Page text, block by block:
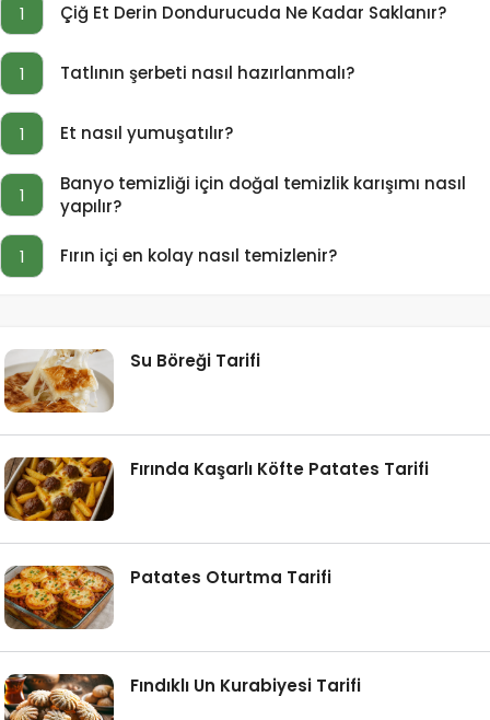
1 Çiğ Et Derin Dondurucuda Ne Kadar Saklanır?
1 Tatlının şerbeti nasıl hazırlanmalı?
1 Et nasıl yumuşatılır?
1
Banyo temizliği için doğal temizlik karışımı nasıl
yapılır?
1 Fırın içi en kolay nasıl temizlenir?
Su Böreği Tarifi
Fırında Kaşarlı Köfte Patates Tarifi
Patates Oturtma Tarifi
Fındıklı Un Kurabiyesi Tarifi